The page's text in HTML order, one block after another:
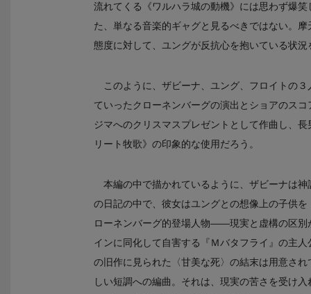
流れてくる《ワルハラ城の動機》には思わず爆
た、単なる音楽的ギャグと見るべきではない。
態度に対して、ユングが反抗心を抱いている状
このように、ザビーナ、ユング、フロイトの
ていったクローネンバーグの演出とショアのス
ジマへのクリスマスプレゼントとして作曲し、
リート牧歌》の印象的な使用だろう。
本編の中で描かれているように、ザビーナは
の日記の中で、彼女はユングとの想像上の子供
ローネンバーグ的登場人物――現実と虚構の区別
インに同化して自害する『Ｍバタフライ』の主
の旧作に見られた〈甘美な死〉の結末は用意さ
しい短調への編曲。それは、現実の苦さを受け